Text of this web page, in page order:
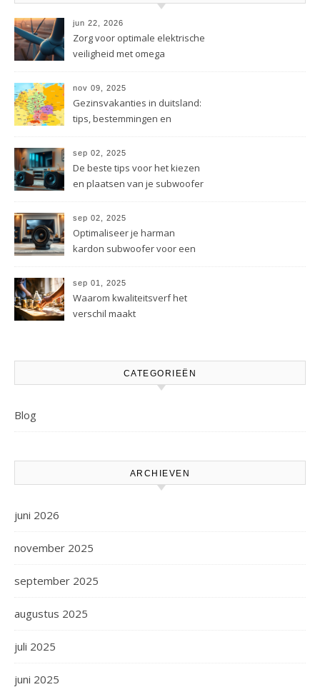
jun 22, 2026
Zorg voor optimale elektrische
veiligheid met omega
nov 09, 2025
Gezinsvakanties in duitsland:
tips, bestemmingen en
sep 02, 2025
De beste tips voor het kiezen
en plaatsen van je subwoofer
sep 02, 2025
Optimaliseer je harman
kardon subwoofer voor een
sep 01, 2025
Waarom kwaliteitsverf het
verschil maakt
CATEGORIEËN
Blog
ARCHIEVEN
juni 2026
november 2025
september 2025
augustus 2025
juli 2025
juni 2025